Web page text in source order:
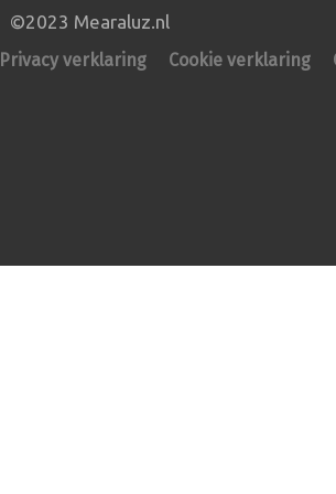
©2023 Mearaluz.nl
Privacy verklaring Cookie verklaring